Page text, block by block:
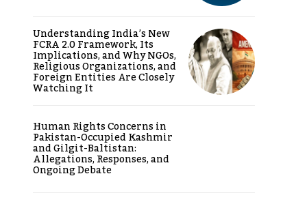
Understanding India’s New
FCRA 2.0 Framework, Its
Implications, and Why NGOs,
Religious Organizations, and
Foreign Entities Are Closely
Watching It
Human Rights Concerns in
Pakistan-Occupied Kashmir
and Gilgit-Baltistan:
Allegations, Responses, and
Ongoing Debate